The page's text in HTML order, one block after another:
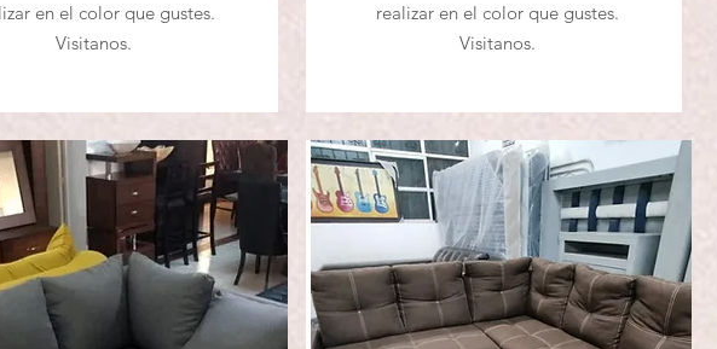
en el color que gustes.
Visitanos.
realizar en el color que gustes.
Visitanos.